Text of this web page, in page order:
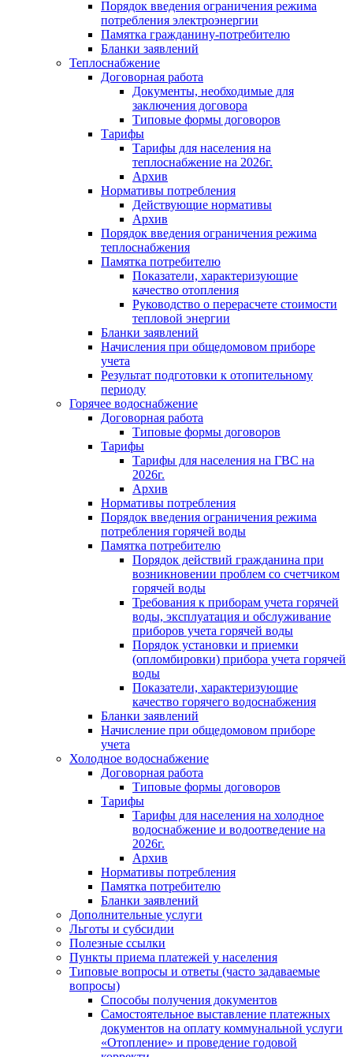
Порядок введения ограничения режима
потребления электроэнергии
Памятка гражданину-потребителю
Бланки заявлений
Теплоснабжение
Договорная работа
Документы, необходимые для
заключения договора
Типовые формы договоров
Тарифы
Тарифы для населения на
теплоснабжение на 2026г.
Архив
Нормативы потребления
Действующие нормативы
Архив
Порядок введения ограничения режима
теплоснабжения
Памятка потребителю
Показатели, характеризующие
качество отопления
Руководство о перерасчете стоимости
тепловой энергии
Бланки заявлений
Начисления при общедомовом приборе
учета
Результат подготовки к отопительному
периоду
Горячее водоснабжение
Договорная работа
Типовые формы договоров
Тарифы
Тарифы для населения на ГВС на
2026г.
Архив
Нормативы потребления
Порядок введения ограничения режима
потребления горячей воды
Памятка потребителю
Порядок действий гражданина при
возникновении проблем со счетчиком
горячей воды
Требования к приборам учета горячей
воды, эксплуатация и обслуживание
приборов учета горячей воды
Порядок установки и приемки
(опломбировки) прибора учета горячей
воды
Показатели, характеризующие
качество горячего водоснабжения
Бланки заявлений
Начисление при общедомовом приборе
учета
Холодное водоснабжение
Договорная работа
Типовые формы договоров
Тарифы
Тарифы для населения на холодное
водоснабжение и водоотведение на
2026г.
Архив
Нормативы потребления
Памятка потребителю
Бланки заявлений
Дополнительные услуги
Льготы и субсидии
Полезные ссылки
Пункты приема платежей у населения
Типовые вопросы и ответы (часто задаваемые
вопросы)
Способы получения документов
Самостоятельное выставление платежных
документов на оплату коммунальной услуги
«Отопление» и проведение годовой